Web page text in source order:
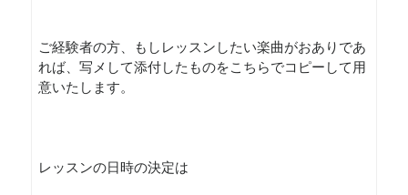
ご経験者の方、もしレッスンしたい楽曲がおありであ
れば、写メして添付したものをこちらでコピーして用
意いたします。
レッスンの日時の決定は